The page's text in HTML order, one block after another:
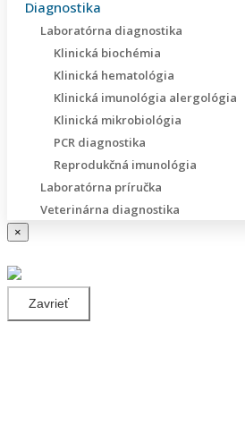
Diagnostika
Laboratórna diagnostika
Klinická biochémia
Klinická hematológia
Klinická imunológia alergológia
Klinická mikrobiológia
PCR diagnostika
Reprodukčná imunológia
Laboratórna príručka
Veterinárna diagnostika
×
Zavrieť